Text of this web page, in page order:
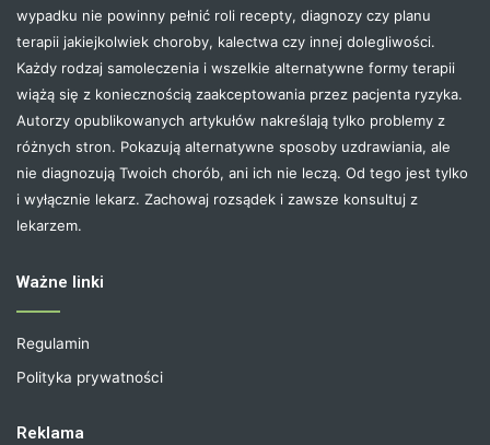
wypadku nie powinny pełnić roli recepty, diagnozy czy planu
terapii jakiejkolwiek choroby, kalectwa czy innej dolegliwości.
Każdy rodzaj samoleczenia i wszelkie alternatywne formy terapii
wiążą się z koniecznością zaakceptowania przez pacjenta ryzyka.
Autorzy opublikowanych artykułów nakreślają tylko problemy z
różnych stron. Pokazują alternatywne sposoby uzdrawiania, ale
nie diagnozują Twoich chorób, ani ich nie leczą. Od tego jest tylko
i wyłącznie lekarz. Zachowaj rozsądek i zawsze konsultuj z
lekarzem.
Ważne linki
Regulamin
Polityka prywatności
Reklama